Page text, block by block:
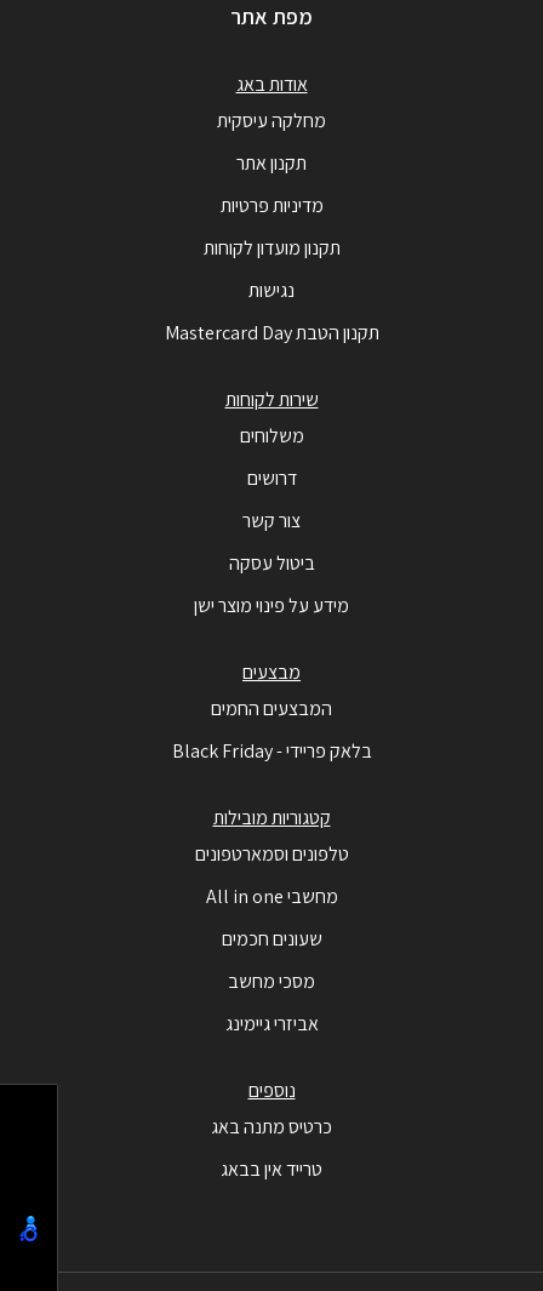
מפת אתר
אודות באג
מחלקה עיסקית
תקנון אתר
מדיניות פרטיות
תקנון מועדון לקוחות
נגישות
תקנון הטבת Mastercard Day
שירות לקוחות
משלוחים
דרושים
צור קשר
ביטול עסקה
מידע על פינוי מוצר ישן
מבצעים
המבצעים החמים
בלאק פריידי - Black Friday
קטגוריות מובילות
טלפונים וסמארטפונים
מחשבי All in one
שעונים חכמים
מסכי מחשב
אביזרי גיימינג
נוספים
כרטיס מתנה באג
טרייד אין בבאג